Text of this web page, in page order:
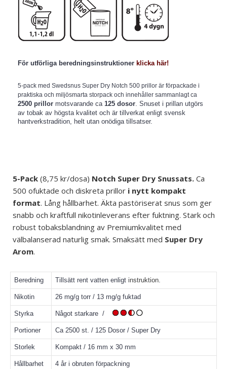
För utförliga beredningsinstruktioner klicka här!
5-pack med Swedsnus Super Dry Notch 500 prillor är förpackade i
praktiska och miljösmarta storpack och innehåller sammanlagt ca
2500 prillor motsvarande ca 125 dosor. Snuset i prillan utgörs
av tobak av högsta kvalitet och är tillverkat enligt svensk
hantverkstradition, helt utan onödiga tillsatser.
5-Pack (8,75 kr/dosa) Notch Super Dry Snussats. Ca
500 ofuktade och diskreta prillor i nytt kompakt
format. Lång hållbarhet. Äkta pastöriserat snus som ger
snabb och kraftfull nikotinleverans efter fuktning. Stark och
robust tobaksblandning av Premiumkvalitet med
välbalanserad naturlig smak. Smaksätt med Super Dry
Arom.
Beredning Tillsätt rent vatten enligt instruktion.
Nikotin 26 mg/g torr / 13 mg/g fuktad
Styrka Något starkare /
Portioner Ca 2500 st. / 125 Dosor / Super Dry
Storlek Kompakt / 16 mm x 30 mm
Hållbarhet 4 år i obruten förpackning